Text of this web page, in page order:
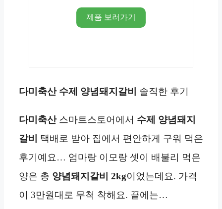
제품 보러가기
다미축산 수제 양념돼지갈비 솔직한 후기
다미축산스마트스토어에서 수제 양념돼지
갈비
택배로 받아 집에서 편안하게 구워 먹은
후기예요… 엄마랑 이모랑 셋이 배불리 먹은
양은 총 양념돼지갈비 2kg이었는데요. 가격
이 3만원대로 무척 착해요. 끝에는…